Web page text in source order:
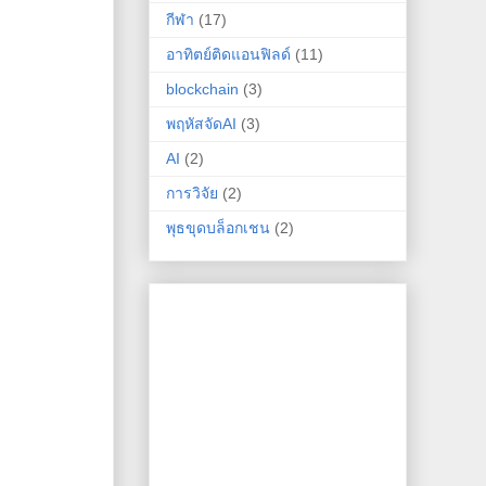
กีฬา (17)
อาทิตย์ติดแอนฟิลด์ (11)
blockchain (3)
พฤหัสจัดAI (3)
AI (2)
การวิจัย (2)
พุธขุดบล็อกเชน (2)